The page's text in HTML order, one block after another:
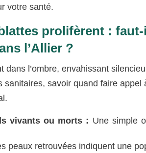
votre santé.
prolifèrent :
l’Allier ?
dans l’ombre, envahissant
sanitaires, savoir quand faire
vivants ou morts : Une simple
peaux retrouvées indiquent une